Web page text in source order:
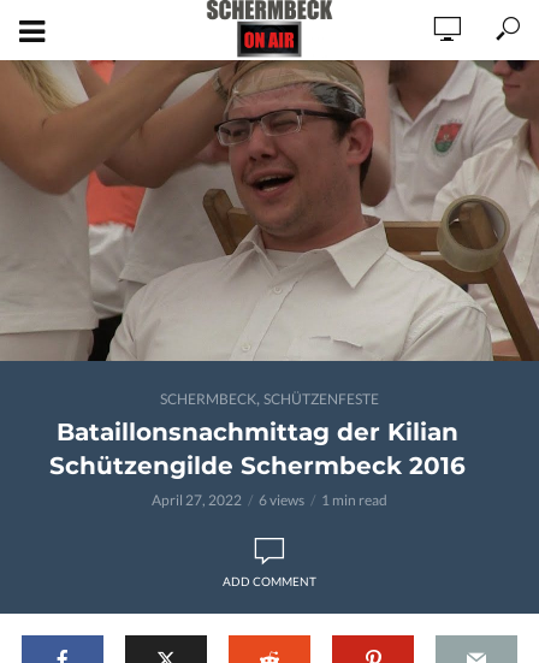
SCHERMBECK, SCHÜTZENFESTE
Bataillonsnachmittag der Kilian
Schützengilde Schermbeck 2016
April 27, 2022 6 views 1 min read
ADD COMMENT